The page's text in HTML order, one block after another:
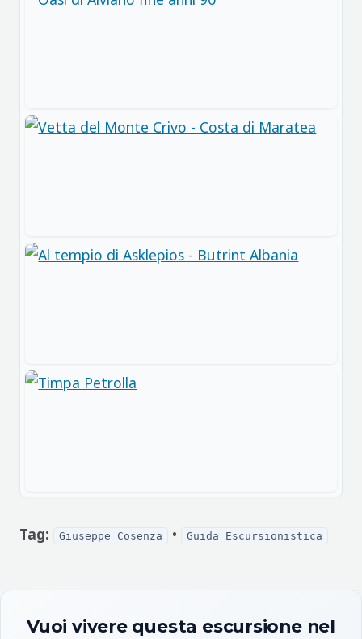
Tag: Giuseppe Cosenza • Guida Escursionistica
Vuoi vivere questa escursione nel